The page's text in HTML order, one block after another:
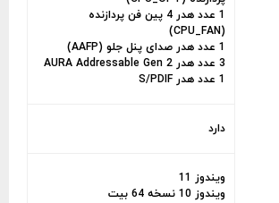
1 عدد هدر 4 پین فن پردازنده
(CPU_FAN)
1 عدد هدر صدای پنل جلو (AAFP)
3 عدد هدر AURA Addressable Gen 2
1 عدد هدر S/PDIF
دارد
ویندوز 11
ویندوز 10 نسخه 64 بیت